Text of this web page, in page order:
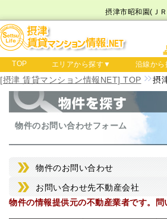
摂津市昭和園(Ｊ
TOP
エリアから探す▼ 沿線か
[摂津 賃貸マンション情報NET] TOP 摂
物件のお問い合わせフォーム
物件のお問い合わせ
お問い合わせ先不動産会社
物件の情報提供元の不動産業者です。